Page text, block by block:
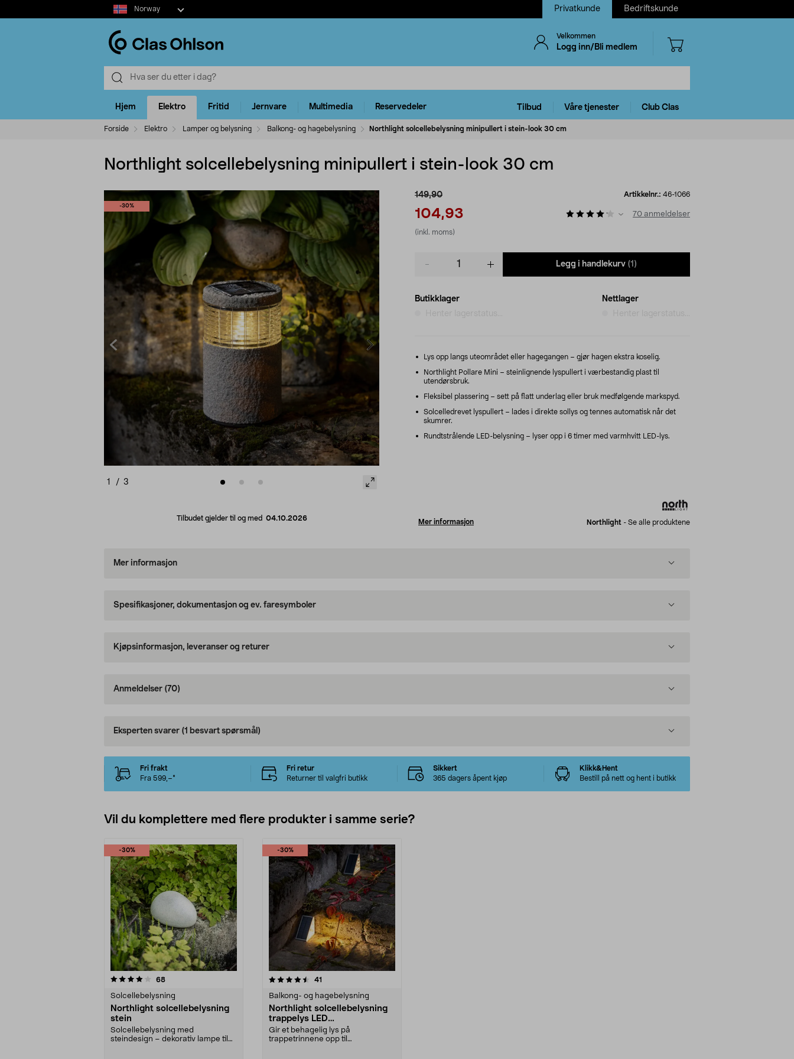
Select
market
Norway Privatkunde Bedriftskunde
Velkommen
Logg inn/Bli medlem
Hjem Elektro Fritid Jernvare Multimedia Reservedeler Tilbud Våre tjenester Club Clas
Forside Elektro Lamper og belysning Balkong- og hagebelysning Northlight solcellebelysning minipullert i stein-look 30 cm
Northlight solcellebelysning minipullert i stein-look 30 cm
-30%
1 / 3
Tilbudet gjelder til og med 04.10.2026
149,90
104,93
(inkl. moms)
Artikkelnr.: 46-1066
70 anmeldelser
Legg i handlekurv (1)
Butikklager
Nettlager
Lys opp langs uteområdet eller hagegangen – gjør hagen ekstra koselig.
Northlight Pollare Mini – steinlignende lyspullert i værbestandig plast til
utendørsbruk.
Fleksibel plassering – sett på flatt underlag eller bruk medfølgende markspyd.
Solcelledrevet lyspullert – lades i direkte sollys og tennes automatisk når det
skumrer.
Rundtstrålende LED-belysning – lyser opp i 6 timer med varmhvitt LED-lys.
Mer informasjon Northlight - Se alle produktene
Mer informasjon
Spesifikasjoner, dokumentasjon og ev. faresymboler
Kjøpsinformasjon, leveranser og returer
Anmeldelser (70)
Eksperten svarer (1 besvart spørsmål)
Fri frakt
Fra 599,–*
Fri retur
Returner til valgfri butikk
Sikkert
365 dagers åpent kjøp
Klikk&Hent
Bestill på nett og hent i butikk
Vil du komplettere med flere produkter i samme serie?
-30%
68anmeldelser
Solcellebelysning
Northlight solcellebelysning
stein
Solcellebelysning med
steindesign – dekorativ lampe til
-30%
4.5av 5 stjerner 41
Balkong- og hagebelysning
Northlight solcellebelysning
trappelys LED
bevegelsessensor
Gir et behagelig lys på
trappetrinnene opp til